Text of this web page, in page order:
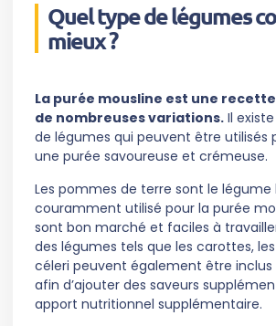
Quel type de légumes
mieux ?
La purée mousline est une
de nombreuses variations. Il
de légumes qui peuvent être utilisés
une purée savoureuse et crémeuse.
Les pommes de terre sont le légume
couramment utilisé pour la purée
sont bon marché et faciles à
des légumes tels que les carottes,
céleri peuvent également être
afin d’ajouter des saveurs
apport nutritionnel supplémentaire.